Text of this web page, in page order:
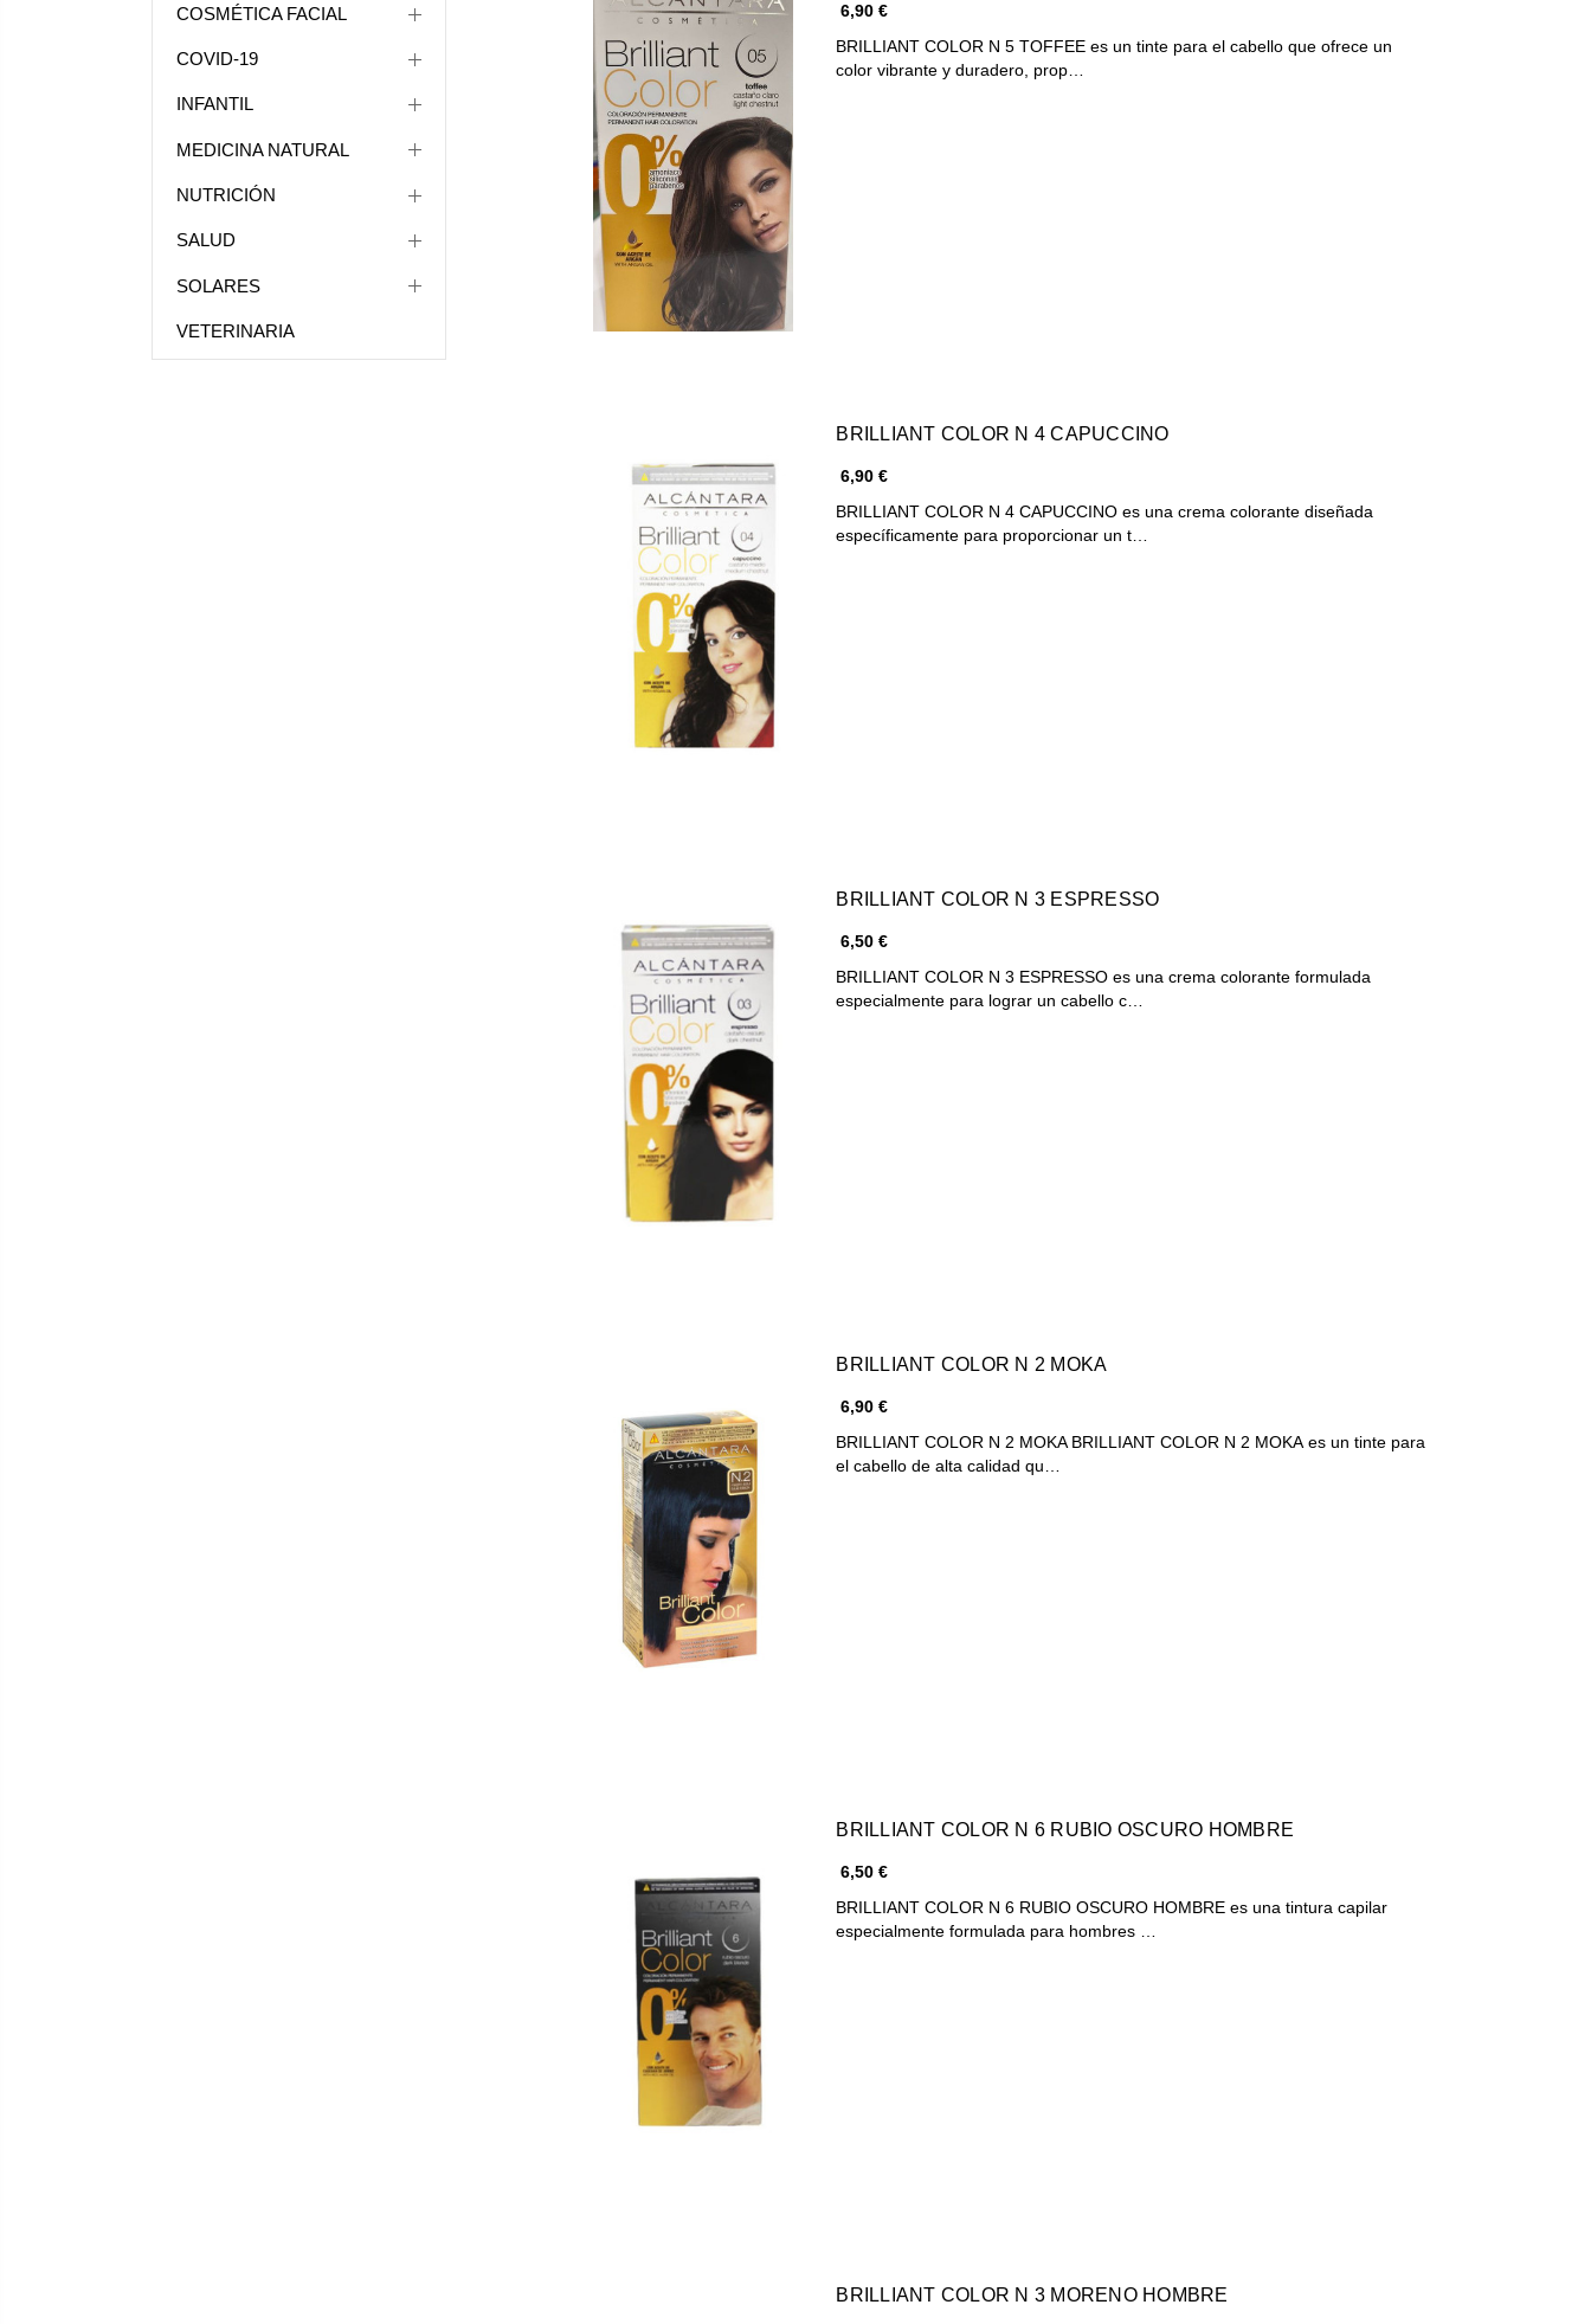
COSMÉTICA FACIAL
COVID-19
INFANTIL
MEDICINA NATURAL
NUTRICIÓN
SALUD
SOLARES
VETERINARIA
6,90 €
BRILLIANT COLOR N 5 TOFFEE es un tinte para el cabello que ofrece un
color vibrante y duradero, prop…
BRILLIANT COLOR N 4 CAPUCCINO
6,90 €
BRILLIANT COLOR N 4 CAPUCCINO es una crema colorante diseñada
específicamente para proporcionar un t…
BRILLIANT COLOR N 3 ESPRESSO
6,50 €
BRILLIANT COLOR N 3 ESPRESSO es una crema colorante formulada
especialmente para lograr un cabello c…
BRILLIANT COLOR N 2 MOKA
6,90 €
BRILLIANT COLOR N 2 MOKA BRILLIANT COLOR N 2 MOKA es un tinte para
el cabello de alta calidad qu…
BRILLIANT COLOR N 6 RUBIO OSCURO HOMBRE
6,50 €
BRILLIANT COLOR N 6 RUBIO OSCURO HOMBRE es una tintura capilar
especialmente formulada para hombres …
BRILLIANT COLOR N 3 MORENO HOMBRE